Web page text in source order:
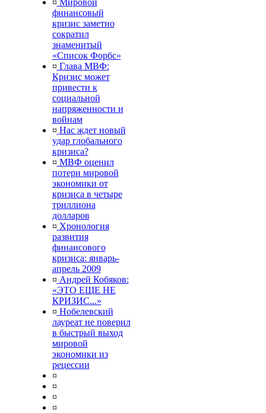
¤ Мировой
финансовый
кризис заметно
сократил
знаменитый
«Список Форбс»
¤ Глава МВФ:
Кризис может
привести к
социальной
напряженности и
войнам
¤ Нас ждет новый
удар глобального
кризиса?
¤ МВФ оценил
потери мировой
экономики от
кризиса в четыре
триллиона
долларов
¤ Хронология
развития
финансового
кризиса: январь-
апрель 2009
¤ Андрей Кобяков:
«ЭТО ЕЩЕ НЕ
КРИЗИС...»
¤ Нобелевский
лауреат не поверил
в быстрый выход
мировой
экономики из
рецессии
¤
¤
¤
¤